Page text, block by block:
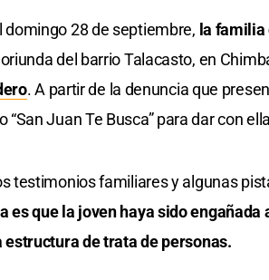
domingo 28 de septiembre, la
del barrio Talacasto, en
. A partir de la denuncia que
“San Juan Te Busca” para dar con
testimonios familiares y algunas
es que la joven haya sido
estructura de trata de personas.